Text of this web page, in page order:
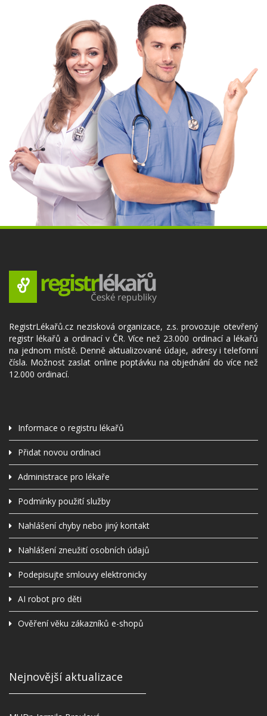
RegistrLékařů.cz nezisková organizace, z.s. provozuje otevřený
registr lékařů a ordinací v ČR. Více než 23.000 ordinací a lékařů
na jednom místě. Denně aktualizované údaje, adresy i telefonní
čísla. Možnost zaslat online poptávku na objednání do více než
12.000 ordinací.
Informace o registru lékařů
Přidat novou ordinaci
Administrace pro lékaře
Podmínky použití služby
Nahlášení chyby nebo jiný kontakt
Nahlášení zneužití osobních údajů
Podepisujte smlouvy elektronicky
AI robot pro děti
Ověření věku zákazníků e-shopů
Nejnovější aktualizace